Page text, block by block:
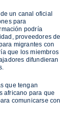
un canal oficial
para
podría
proveedores de
migrantes con
que los miembros
difundieran
que tengan
africano para que
comunicarse con